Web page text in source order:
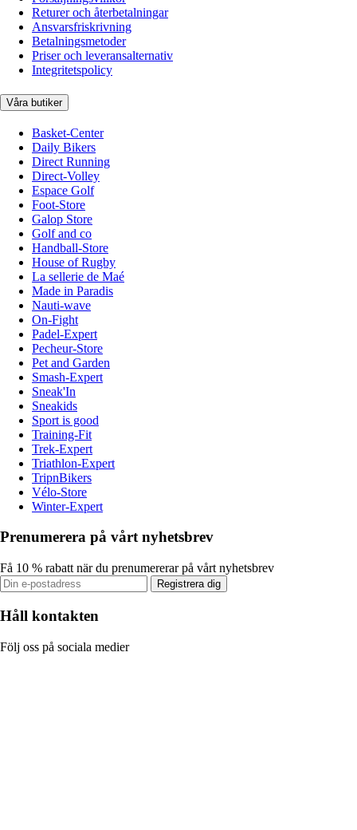
Returer och återbetalningar
Ansvarsfriskrivning
Betalningsmetoder
Priser och leveransalternativ
Integritetspolicy
Våra butiker
Basket-Center
Daily Bikers
Direct Running
Direct-Volley
Espace Golf
Foot-Store
Galop Store
Golf and co
Handball-Store
House of Rugby
La sellerie de Maé
Made in Paradis
Nauti-wave
On-Fight
Padel-Expert
Pecheur-Store
Pet and Garden
Smash-Expert
Sneak'In
Sneakids
Sport is good
Training-Fit
Trek-Expert
Triathlon-Expert
TripnBikers
Vélo-Store
Winter-Expert
Prenumerera på vårt nyhetsbrev
Få 10 % rabatt när du prenumererar på vårt nyhetsbrev
Registrera dig
Håll kontakten
Följ oss på sociala medier